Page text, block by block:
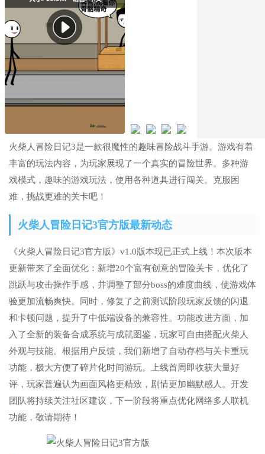
火柴人冒险日记3是一款很魔性的趣味冒险战斗手游。游戏有着
丰富的玩法内容，为玩家展现了一个真实的冒险世界。多种游
戏模式，趣味的游戏玩法，使用各种道具进行闯关。克服困
难，挑战更难的关卡吧！
火柴人冒险日记3官方版最新动态
《火柴人冒险日记3官方版》v1.0版本现已正式上线！本次版本
更新带来了全面优化：新增20个富有创意的冒险关卡，优化了
跳跃与攻击操作手感，并调整了部分boss的难度曲线，使游戏体
验更加流畅爽快。同时，修复了之前测试阶段玩家反馈的闪退
和卡顿问题，提升了中低端设备的兼容性。功能改进方面，加
入了全新的装备合成系统与成就图鉴，玩家可自由搭配火柴人
外观与技能。根据用户反馈，我们新增了自动存档与关卡重玩
功能，极大方便了碎片化时间游玩。上线首周即收获大量好
评，玩家普遍认为画面风格更精致，剧情更加幽默感人。开发
团队将持续关注社区建议，下一阶段将重点优化网络多人联机
功能，敬请期待！